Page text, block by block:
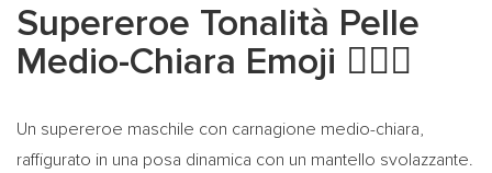
Supereroe Tonalità Pelle
Medio-Chiara Emoji 🦸🏼‍♂️
Un supereroe maschile con carnagione medio-chiara,
raffigurato in una posa dinamica con un mantello svolazzante.